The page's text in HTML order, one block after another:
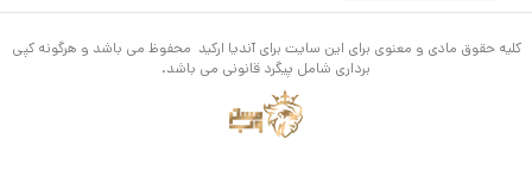
کلیه حقوق مادی و معنوی برای این سایت برای آندیا ارکید محفوظ می باشد و هرگونه کپی
برداری شامل پیگرد قانونی می باشد.